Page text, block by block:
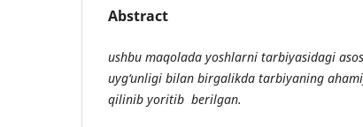
Abstract
ushbu maqolada yoshlarni tarbiyasidagi
uyg‘unligi bilan birgalikda tarbiyaning
qilinib yoritib berilgan.